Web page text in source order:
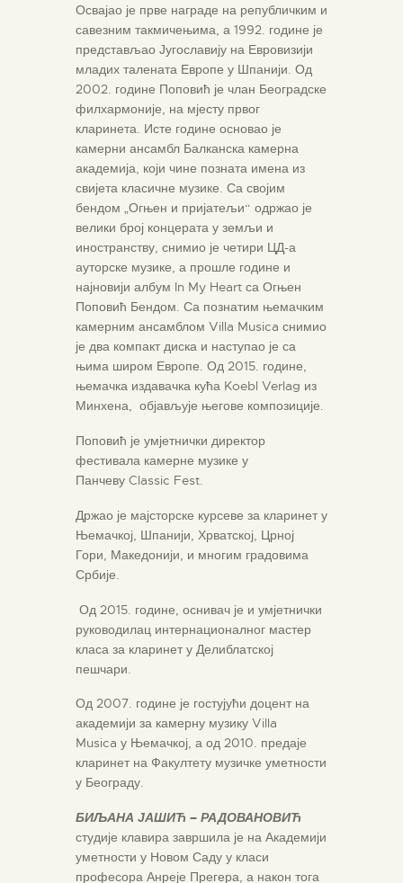
Освајао је прве награде на републичким и
савезним такмичењима, а 1992. године је
представљао Југославију на Евровизији
младих талената Европе у Шпанији. Од
2002. године Поповић је члан Београдске
филхармоније, на мјесту првог
кларинета. Исте године основао је
камерни ансамбл Балканска камерна
академија, који чине позната имена из
свијета класичне музике. Са својим
бендом „Огњен и пријатељи“ одржао је
велики број концерата у земљи и
иностранству, снимио је четири ЦД-а
ауторске музике, а прошле године и
најновији албум In My Heart са Огњен
Поповић Бендом. Са познатим њемачким
камерним ансамблом Villa Musica снимио
је два компакт диска и наступао је са
њима широм Европе. Од 2015. године,
њемачка издавачка кућа Koebl Verlag из
Минхена, објављује његове композиције.
Поповић је умјетнички директор
фестивала камерне музике у
Панчеву Classic Fest.
Држао је мајсторске курсеве за кларинет у
Њемачкој, Шпанији, Хрватској, Црној
Гори, Македонији, и многим градовима
Србије.
Од 2015. године, оснивач је и умјетнички
руководилац интернационалног мастер
класа за кларинет у Делиблатској
пешчари.
Од 2007. године је гостујући доцент на
академији за камерну музику Villa
Musica у Њемачкој, а од 2010. предаје
кларинет на Факултету музичке уметности
у Београду.
БИЉАНА ЈАШИЋ – РАДОВАНОВИЋ
студије клавира завршила је на Академији
уметности у Новом Саду у класи
професора Анреје Прегера, а након тога